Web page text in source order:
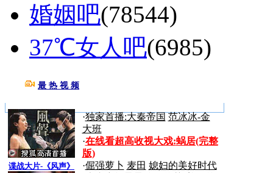
婚姻吧(78544)
37℃女人吧(6985)
最 热 视 频
谍战大片-《风声》
·独家首播:大秦帝国 范冰冰-金
大班
·在线看超高收视大戏:蜗居(完整
版)
·倔强萝卜 麦田 媳妇的美好时代